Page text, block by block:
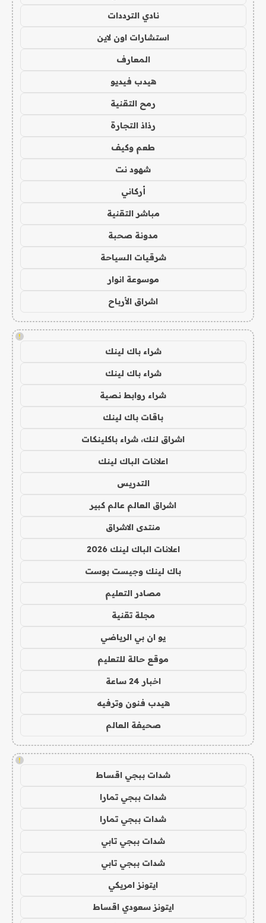
نادي الترددات
استشارات اون لاين
المعارف
هيدب فيديو
رمح التقنية
رذاذ التجارة
طعم وكيف
شهود نت
أركاني
مباشر التقنية
مدونة صحبة
شرقيات السياحة
موسوعة انوار
اشراق الأرباح
!
شراء باك لينك
شراء باك لينك
شراء روابط نصية
باقات باك لينك
اشراق لنك، شراء باكلينكات
اعلانات الباك لينك
التدريس
اشراق العالم عالم كبير
منتدى الاشراق
اعلانات الباك لينك 2026
باك لينك وجيست بوست
مصادر التعليم
مجلة تقنية
يو ان بي الرياضي
موقع حالة للتعليم
اخبار 24 ساعة
هيدب فنون وترفيه
صحيفة العالم
!
شدات ببجي اقساط
شدات ببجي تمارا
شدات ببجي تمارا
شدات ببجي تابي
شدات ببجي تابي
ايتونز امريكي
ايتونز سعودي اقساط